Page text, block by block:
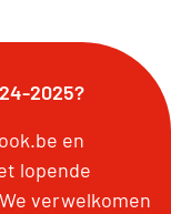
2025?
en
lopende
verwelkomen